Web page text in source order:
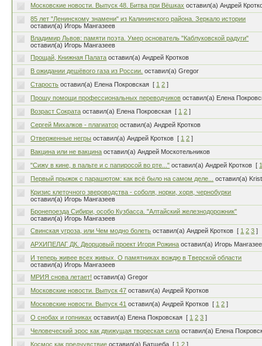
Московские новости. Выпуск 48. Битва при Вёшках оставил(а) Андрей
85 лет "Ленинскому знамени" из Калининского района. Зеркало истории
оставил(а) Игорь Мангазеев
Владимир Львов: памяти поэта. Умер основатель "Каблуковской радуги"
оставил(а) Игорь Мангазеев
Прощай, Книжная Палата оставил(а) Андрей Кротков
В ожидании дешёвого газа из России. оставил(а) Gregor
Старость оставил(а) Елена Покровская [ 1 2 ]
Прошу помощи профессиональных переводчиков оставил(а) Елена
Возраст Сократа оставил(а) Елена Покровская [ 1 2 ]
Сергей Михалков - плагиатор оставил(а) Андрей Кротков
Отверженные негры оставил(а) Андрей Кротков [ 1 2 ]
Вакцина или не вакцина оставил(а) Андрей Москотельников
"Сижу в кине, в пальте и с папиросой во рте..." оставил(а) Андрей Кротков [
Первый прыжок с парашютом: как всё было на самом деле...
оставил(а)
Кризис клеточного звероводства - соболя, норки, хоря, чернобурки
оставил(а) Игорь Мангазеев
Бронепоезда Сибири, особо Кузбасса. "Алтайский железнодорожник"
оставил(а) Игорь Мангазеев
Свинская угроза, или Чем модно болеть оставил(а) Андрей Кротков [ 1 2 3 ]
АРХИПЕЛАГ ДК. Дворцовый проект Игоря Рожина оставил(а) Игорь
И теперь живее всех живых. О памятниках вождю в Тверской области
оставил(а) Игорь Мангазеев
МРИЯ снова летает! оставил(а) Gregor
Московские новости. Выпуск 47 оставил(а) Андрей Кротков
Московские новости. Выпуск 41 оставил(а) Андрей Кротков [ 1 2 ]
О снобах и гопниках оставил(а) Елена Покровская [ 1 2 3 ]
Человеческий эрос как движущая твореская сила оставил(а) Елена
Космос как предчувствие оставил(а) Батшеба [ 1 2 ]